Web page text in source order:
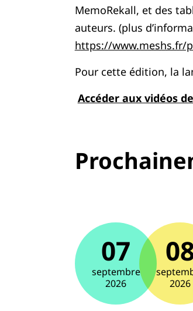
MemoRekall, et des
auteurs. (plus
https://www.meshs.fr/
Pour cette édition, la
Accéder aux vidéos
07
septembre
2026
2026